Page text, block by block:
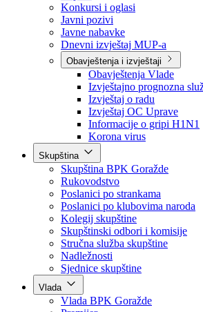
Sve vijesti
Izdvojeno
Najave
Konkursi i oglasi
Javni pozivi
Javne nabavke
Dnevni izvještaj MUP-a
Obavještenja i izvještaji
Obavještenja Vlade
Izvještajno prognozna
Izvještaj o radu
Izvještaj OC Uprave
Informacije o gripi H1N1
Korona virus
Skupština
Skupština BPK Goražde
Rukovodstvo
Poslanici po strankama
Poslanici po klubovima naroda
Kolegij skupštine
Skupštinski odbori i komisije
Stručna služba skupštine
Nadležnosti
Sjednice skupštine